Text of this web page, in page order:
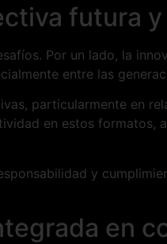
futura
Por un lado, la
entre las
particularmente en
en estos formatos,
y
en